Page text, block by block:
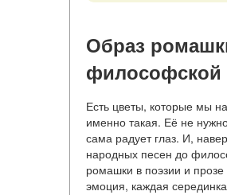
Образ
философской
Есть цветы, которые мы
именно такая. Её не
сама радует глаз. И,
народных песен до
ромашки в поэзии и
эмоция, каждая